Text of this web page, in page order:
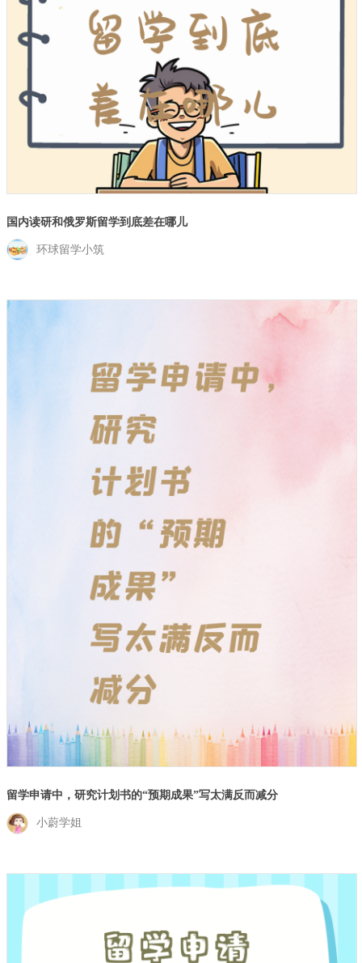
国内读研和俄罗斯留学到底差在哪儿
环球留学小筑
留学申请中，研究计划书的“预期成果”写太满反而减分
小蔚学姐